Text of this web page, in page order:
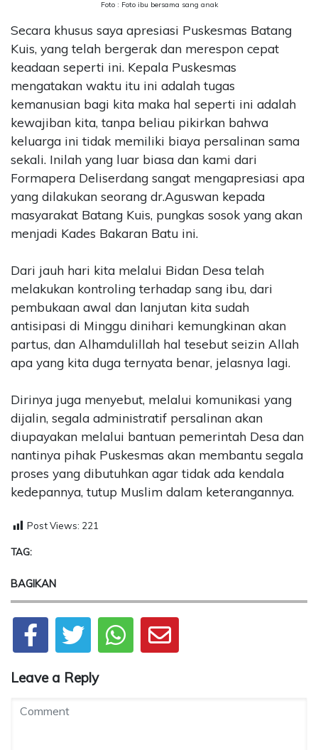
Foto : Foto ibu bersama sang anak
Secara khusus saya apresiasi Puskesmas Batang
Kuis, yang telah bergerak dan merespon cepat
keadaan seperti ini. Kepala Puskesmas
mengatakan waktu itu ini adalah tugas
kemanusian bagi kita maka hal seperti ini adalah
kewajiban kita, tanpa beliau pikirkan bahwa
keluarga ini tidak memiliki biaya persalinan sama
sekali. Inilah yang luar biasa dan kami dari
Formapera Deliserdang sangat mengapresiasi apa
yang dilakukan seorang dr.Aguswan kepada
masyarakat Batang Kuis, pungkas sosok yang akan
menjadi Kades Bakaran Batu ini.
Dari jauh hari kita melalui Bidan Desa telah
melakukan kontroling terhadap sang ibu, dari
pembukaan awal dan lanjutan kita sudah
antisipasi di Minggu dinihari kemungkinan akan
partus, dan Alhamdulillah hal tesebut seizin Allah
apa yang kita duga ternyata benar, jelasnya lagi.
Dirinya juga menyebut, melalui komunikasi yang
dijalin, segala administratif persalinan akan
diupayakan melalui bantuan pemerintah Desa dan
nantinya pihak Puskesmas akan membantu segala
proses yang dibutuhkan agar tidak ada kendala
kedepannya, tutup Muslim dalam keterangannya.
Post Views: 221
TAG:
BAGIKAN
Leave a Reply